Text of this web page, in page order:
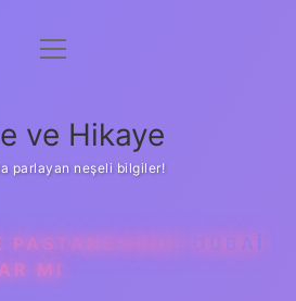
Anasayfa
Yasal Uyarı
menüyü
ve Hikaye
parlayan neşeli bilgiler!
PASTANESINDE DUBAI
MI